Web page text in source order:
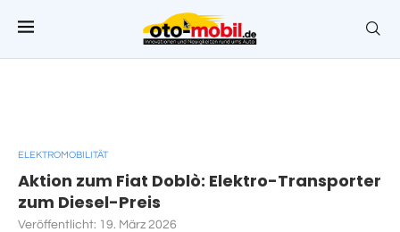
ELEKTROMOBILITÄT
Aktion zum Fiat Doblò: Elektro-Transporter
zum Diesel-Preis
Veröffentlicht: 19. März 2026